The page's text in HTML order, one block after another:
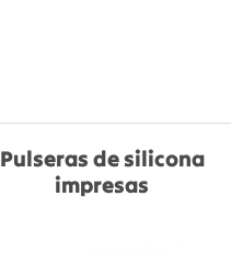
Pulseras de silicona
impresas